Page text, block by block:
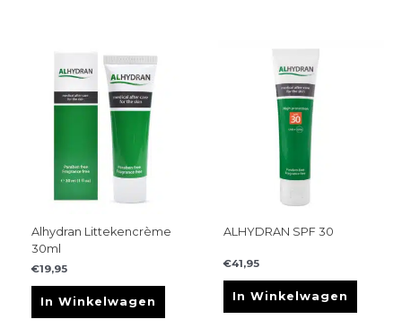
Alhydran Littekencrème
30ml
€19,95
In Winkelwagen
ALHYDRAN SPF 30
€41,95
In Winkelwagen